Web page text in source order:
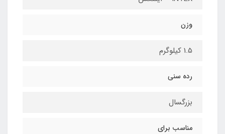
وزن
1.5 کیلوگرم
رده سنی
بزرگسال
مناسب برای